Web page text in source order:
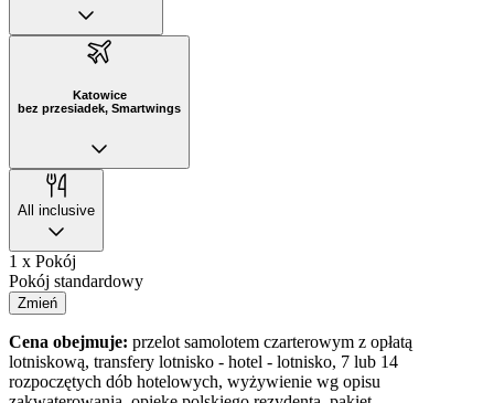
Katowice
bez przesiadek, Smartwings
All inclusive
1 x Pokój
Pokój standardowy
Zmień
Cena obejmuje: przelot samolotem czarterowym z opłatą
lotniskową, transfery lotnisko - hotel - lotnisko, 7 lub 14
rozpoczętych dób hotelowych, wyżywienie wg opisu